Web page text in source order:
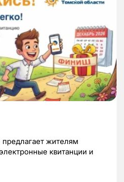
жителям
квитанции и